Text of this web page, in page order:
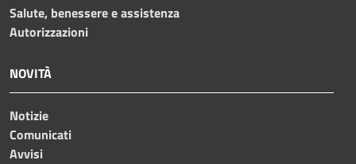
Salute, benessere e assistenza
Autorizzazioni
NOVITÀ
Notizie
Comunicati
Avvisi